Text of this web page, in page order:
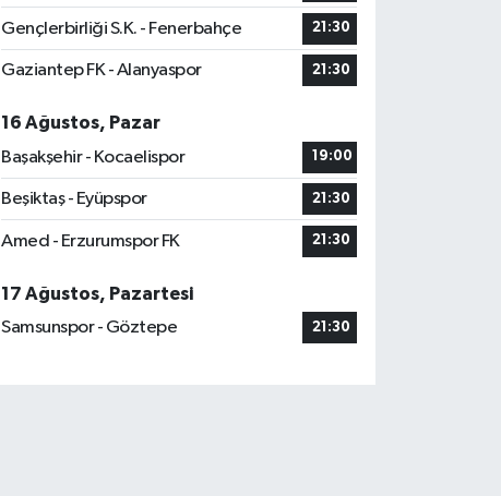
Gençlerbirliği S.K. - Fenerbahçe 21:30
Gaziantep FK - Alanyaspor 21:30
16 Ağustos, Pazar
Başakşehir - Kocaelispor
19:00
Beşiktaş - Eyüpspor 21:30
Amed - Erzurumspor FK 21:30
17 Ağustos, Pazartesi
Samsunspor - Göztepe
21:30